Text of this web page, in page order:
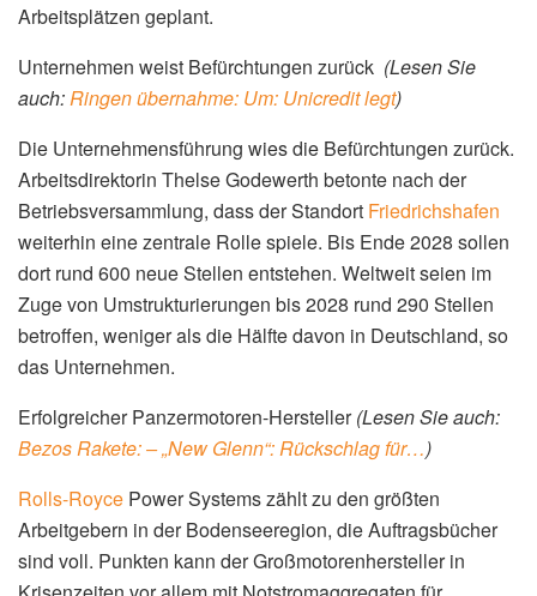
Arbeitsplätzen geplant.
Unternehmen weist Befürchtungen zurück (Lesen Sie
auch:Ringen übernahme: Um: Unicredit legt)
Die Unternehmensführung wies die Befürchtungen zurück.
Arbeitsdirektorin Thelse Godewerth betonte nach der
Betriebsversammlung, dass der Standort Friedrichshafen
weiterhin eine zentrale Rolle spiele. Bis Ende 2028 sollen
dort rund 600 neue Stellen entstehen. Weltweit seien im
Zuge von Umstrukturierungen bis 2028 rund 290 Stellen
betroffen, weniger als die Hälfte davon in Deutschland, so
das Unternehmen.
Erfolgreicher Panzermotoren-Hersteller(Lesen Sie auch:
Bezos Rakete: – „New Glenn“: Rückschlag für…)
Rolls-Royce Power Systems zählt zu den größten
Arbeitgebern in der Bodenseeregion, die Auftragsbücher
sind voll. Punkten kann der Großmotorenhersteller in